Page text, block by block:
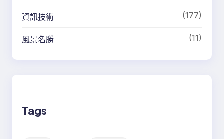
資訊技術 (177)
風景名勝 (11)
Tags